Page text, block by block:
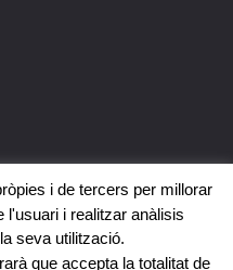
i de tercers per millorar
l'usuari i realitzar anàlisis
seva utilització.
que accepta la totalitat de